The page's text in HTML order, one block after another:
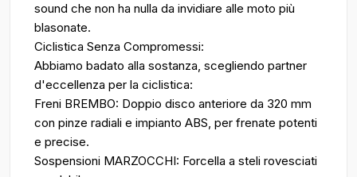
sound che non ha nulla da invidiare alle moto più
blasonate.
Ciclistica Senza Compromessi:
Abbiamo badato alla sostanza, scegliendo partner
d'eccellenza per la ciclistica:
Freni BREMBO: Doppio disco anteriore da 320 mm
con pinze radiali e impianto ABS, per frenate potenti
e precise.
Sospensioni MARZOCCHI: Forcella a steli rovesciati